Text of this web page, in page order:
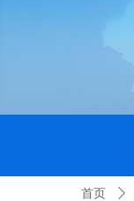
首页 ꄲ